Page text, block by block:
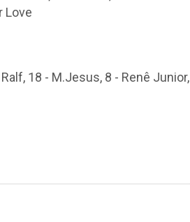
Love
18 - M.Jesus, 8 - Renê Junior,